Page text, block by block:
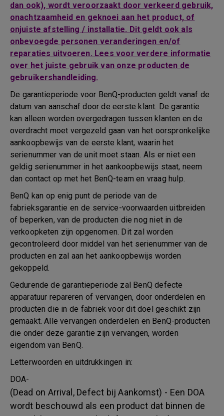
dan ook), wordt veroorzaakt door verkeerd gebruik,
onachtzaamheid en geknoei aan het product, of
onjuiste afstelling / installatie. Dit geldt ook als
onbevoegde personen veranderingen en/of
reparaties uitvoeren. Lees voor verdere informatie
over het juiste gebruik van onze producten de
gebruikershandleiding.
De garantieperiode voor BenQ-producten geldt vanaf de
datum van aanschaf door de eerste klant. De garantie
kan alleen worden overgedragen tussen klanten en de
overdracht moet vergezeld gaan van het oorspronkelijke
aankoopbewijs van de eerste klant, waarin het
serienummer van de unit moet staan. Als er niet een
geldig serienummer in het aankoopbewijs staat, neem
dan contact op met het BenQ-team en vraag hulp.
BenQ kan op enig punt de periode van de
fabrieksgarantie en de service-voorwaarden uitbreiden
of beperken, van de producten die nog niet in de
verkoopketen zijn opgenomen. Dit zal worden
gecontroleerd door middel van het serienummer van de
producten en zal aan het aankoopbewijs worden
gekoppeld.
Gedurende de garantieperiode zal BenQ defecte
apparatuur repareren of vervangen, door onderdelen en
producten die in de fabriek voor dit doel geschikt zijn
gemaakt. Alle vervangen onderdelen en BenQ-producten
die onder deze garantie zijn vervangen, worden
eigendom van BenQ.
Letterwoorden en uitdrukkingen in:
DOA-
(Dead on Arrival, Defect bij Aankomst) - Een DOA
wordt beschouwd als een product dat binnen de